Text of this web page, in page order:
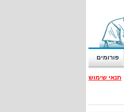
פורומים
תנאי שימוש